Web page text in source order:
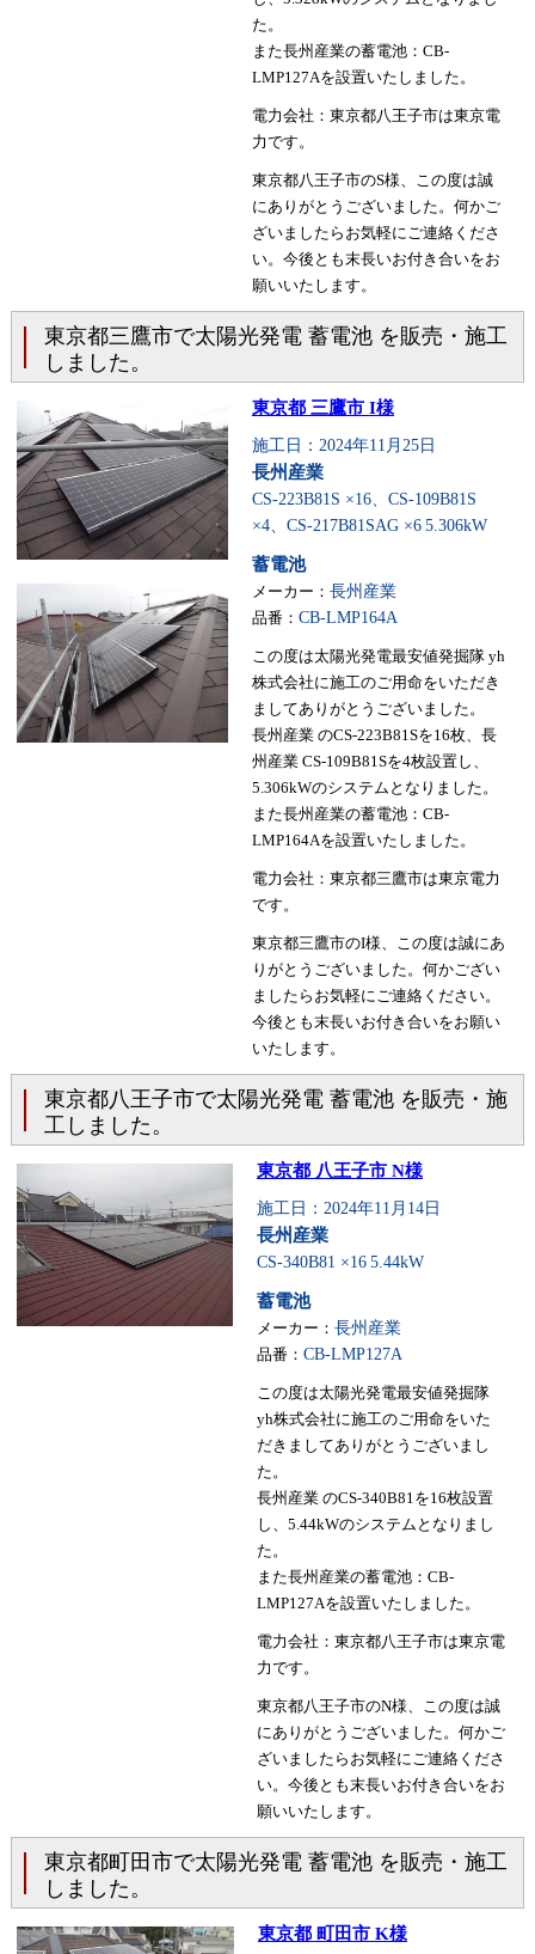
た。
また長州産業の蓄電池：CB-
LMP127Aを設置いたしました。
電力会社：東京都八王子市は東京電
力です。
東京都八王子市のS様、この度は誠
にありがとうございました。何かご
ざいましたらお気軽にご連絡くださ
い。今後とも末長いお付き合いをお
願いいたします。
東京都三鷹市で太陽光発電 蓄電池 を販売・施工
しました。
東京都 三鷹市 I様
施工日：2024年11月25日
長州産業
CS-223B81S ×16、CS-109B81S
×4、CS-217B81SAG ×6 5.306kW
蓄電池
メーカー： 長州産業
品番： CB-LMP164A
この度は太陽光発電最安値発掘隊 yh
株式会社に施工のご用命をいただき
ましてありがとうございました。
長州産業 のCS-223B81Sを16枚、長
州産業 CS-109B81Sを4枚設置し、
5.306kWのシステムとなりました。
また長州産業の蓄電池：CB-
LMP164Aを設置いたしました。
電力会社：東京都三鷹市は東京電力
です。
東京都三鷹市のI様、この度は誠にあ
りがとうございました。何かござい
ましたらお気軽にご連絡ください。
今後とも末長いお付き合いをお願い
いたします。
東京都八王子市で太陽光発電 蓄電池 を販売・施
工しました。
東京都 八王子市 N様
施工日：2024年11月14日
長州産業
CS-340B81 ×16 5.44kW
蓄電池
メーカー： 長州産業
品番： CB-LMP127A
この度は太陽光発電最安値発掘隊
yh株式会社に施工のご用命をいた
だきましてありがとうございまし
た。
長州産業 のCS-340B81を16枚設置
し、5.44kWのシステムとなりまし
た。
また長州産業の蓄電池：CB-
LMP127Aを設置いたしました。
電力会社：東京都八王子市は東京電
力です。
東京都八王子市のN様、この度は誠
にありがとうございました。何かご
ざいましたらお気軽にご連絡くださ
い。今後とも末長いお付き合いをお
願いいたします。
東京都町田市で太陽光発電 蓄電池 を販売・施工
しました。
東京都 町田市 K様